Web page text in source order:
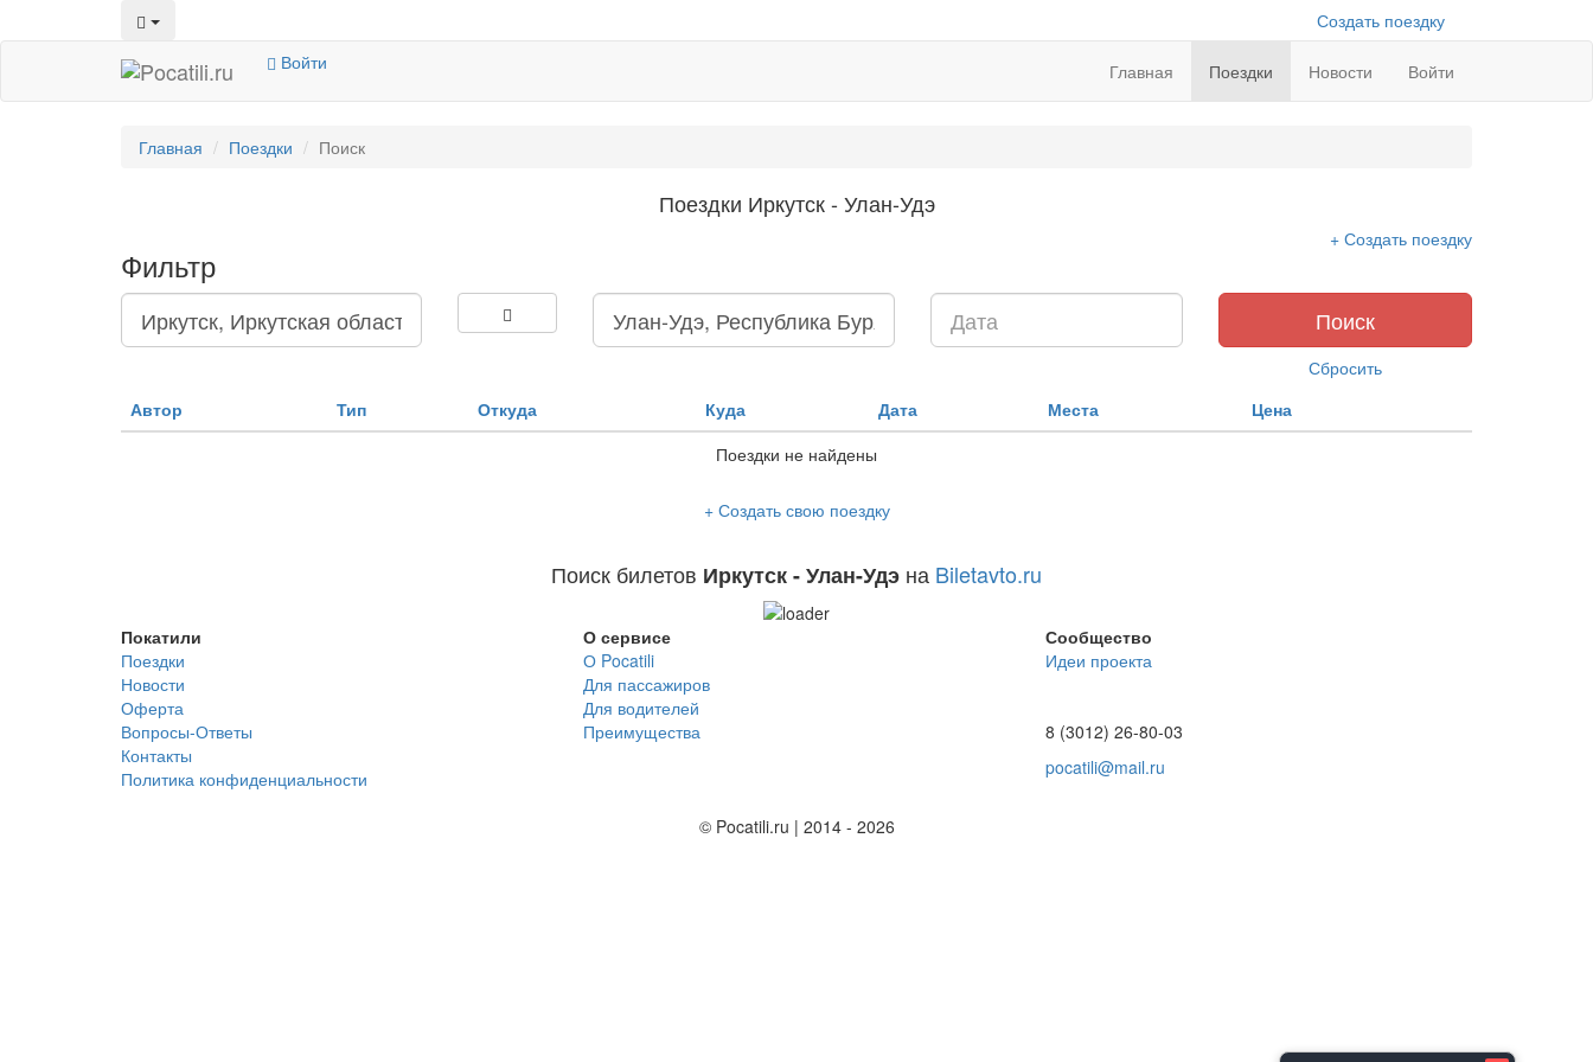
Создать поездку
Войти
Главная Поездки Новости Войти
Главная Поездки Поиск
Поездки Иркутск - Улан-Удэ
Фильтр
+ Создать поездку
Поиск
Сбросить
Автор
Тип Откуда Куда Дата Места
Цена
Поездки не найдены
+ Создать свою поездку
Поиск билетов Иркутск - Улан-Удэ на Biletavto.ru
Покатили
Поездки
Новости
Оферта
Вопросы-Ответы
Контакты
Политика конфиденциальности
О сервисе
О Pocatili
Для пассажиров
Для водителей
Преимущества
Сообщество
Идеи проекта
8 (3012) 26-80-03
pocatili@mail.ru
© Pocatili.ru | 2014 - 2026